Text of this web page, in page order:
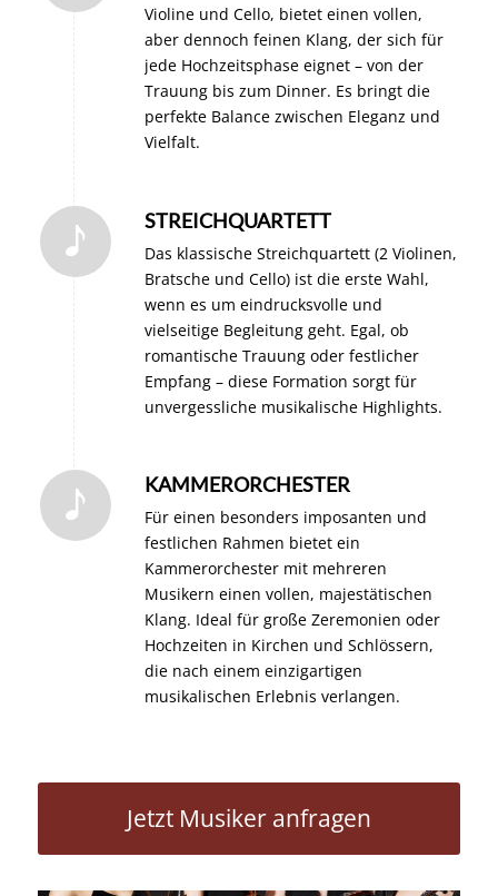
Violine und Cello, bietet einen vollen,
aber dennoch feinen Klang, der sich für
jede Hochzeitsphase eignet – von der
Trauung bis zum Dinner. Es bringt die
perfekte Balance zwischen Eleganz und
Vielfalt.
STREICHQUARTETT
Das klassische Streichquartett (2 Violinen,
Bratsche und Cello) ist die erste Wahl,
wenn es um eindrucksvolle und
vielseitige Begleitung geht. Egal, ob
romantische Trauung oder festlicher
Empfang – diese Formation sorgt für
unvergessliche musikalische Highlights.
KAMMERORCHESTER
Für einen besonders imposanten und
festlichen Rahmen bietet ein
Kammerorchester mit mehreren
Musikern einen vollen, majestätischen
Klang. Ideal für große Zeremonien oder
Hochzeiten in Kirchen und Schlössern,
die nach einem einzigartigen
musikalischen Erlebnis verlangen.
Jetzt Musiker anfragen